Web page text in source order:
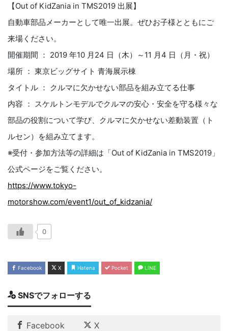
【Out of KidZania in TMS2019 出展】
自動車部品メーカーとして唯一出展。ぜひお子様とともにご
来場ください。
開催期間 ： 2019 年10 月24 日（木）～11 月4 日（月・祝）
場所 ： 東京ビッグサイト 青海展示棟
タイトル ： クルマに欠かせない部品を組み立てる仕事
内容 ： スケルトンモデルでクルマの安心・安全を守る様々な
部品の役割について学び、クルマに欠かせない差動装置（ト
ルセン）を組み立てます。
※受付・参加方法等の詳細は「Out of KidZania in TMS2019」
公式ページをご覧ください。
https://www.tokyo-
motorshow.com/event1/out_of_kidzania/
0
Facebook X Hatena Pocket LINE
SNSでフォローする
Facebook X